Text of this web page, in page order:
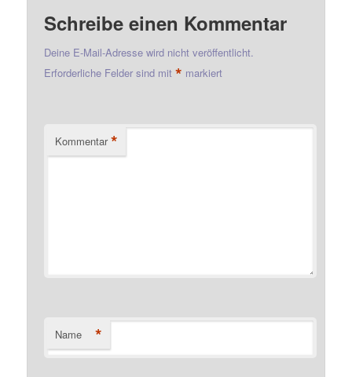
Schreibe einen Kommentar
Deine E-Mail-Adresse wird nicht veröffentlicht.
Erforderliche Felder sind mit* markiert
Kommentar *
Name *